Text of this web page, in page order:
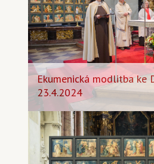
Ekumenická modlitba ke
23.4.2024